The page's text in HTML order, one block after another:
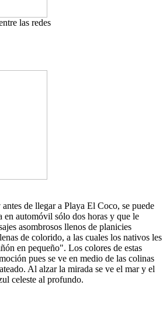
las redes
de llegar a Playa El Coco, se puede
en automóvil sólo dos horas y que le
asombrosos llenos de planicies
de colorido, a las cuales los nativos les
en pequeño". Los colores de estas
pues se ve en medio de las colinas
Al alzar la mirada se ve el mar y el
celeste al profundo.